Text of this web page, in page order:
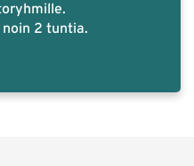
2 tuntia.